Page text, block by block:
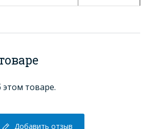
товаре.
Добавить отзыв